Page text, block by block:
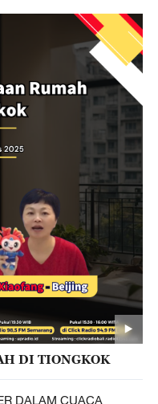
DI TIONGKOK
DALAM CUACA